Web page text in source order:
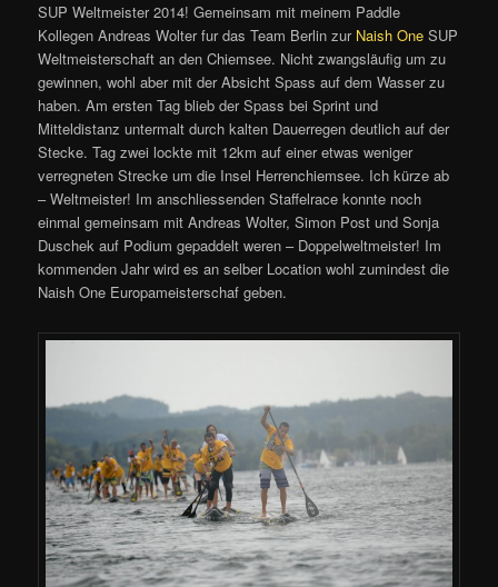
SUP Weltmeister 2014! Gemeinsam mit meinem Paddle
Kollegen Andreas Wolter fur das Team Berlin zur Naish One SUP
Weltmeisterschaft an den Chiemsee. Nicht zwangsläufig um zu
gewinnen, wohl aber mit der Absicht Spass auf dem Wasser zu
haben. Am ersten Tag blieb der Spass bei Sprint und
Mitteldistanz untermalt durch kalten Dauerregen deutlich auf der
Stecke. Tag zwei lockte mit 12km auf einer etwas weniger
verregneten Strecke um die Insel Herrenchiemsee. Ich kürze ab
– Weltmeister! Im anschliessenden Staffelrace konnte noch
einmal gemeinsam mit Andreas Wolter, Simon Post und Sonja
Duschek auf Podium gepaddelt weren – Doppelweltmeister! Im
kommenden Jahr wird es an selber Location wohl zumindest die
Naish One Europameisterschaf geben.